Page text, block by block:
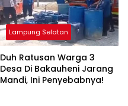
Lampung Selatan
Duh Ratusan Warga 3
Desa Di Bakauheni Jarang
Mandi, Ini Penyebabnya!